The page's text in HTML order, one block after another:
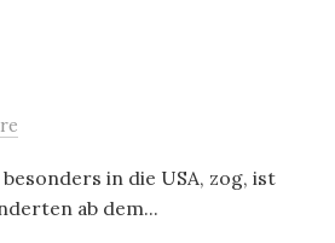
in die USA, zog, ist
ab dem...